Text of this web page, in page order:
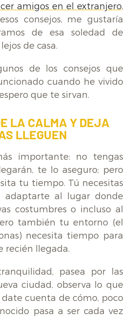
amigos en el extranjero,
consejos, me gustaría
de esa soledad de
de casa.
de los consejos que
cuando he vivido
que te sirvan.
LA CALMA Y DEJA
LLEGUEN
importante: no tengas
te lo aseguro; pero
tu tiempo. Tú necesitas
al lugar donde
costumbres o incluso al
también tu entorno (el
necesita tiempo para
recién llegada.
pasea por las
ciudad, observa lo que
cuenta de cómo, poco
pasa a ser cada vez